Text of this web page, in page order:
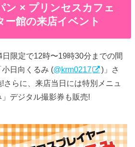
ン × プリンセスカフェ
ー館の来店イベント
限定で12時〜19時30分までの間
日向くるみ (@krm0217
)」さ
さらに、来店当日には特別メニュ
デジタル撮影券も販売!